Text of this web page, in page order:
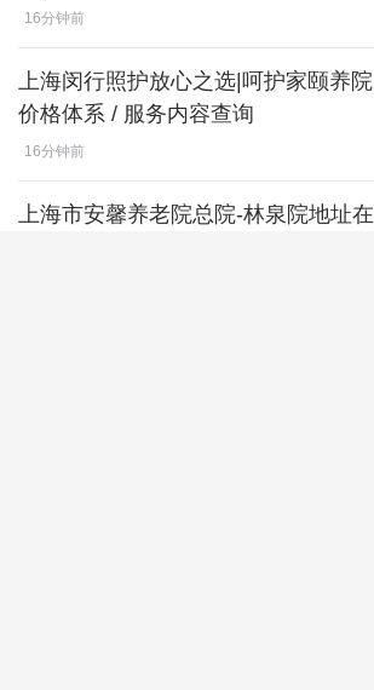
入住干货全解析
16分钟前
上海闵行照护放心之选|呵护家颐养院
价格体系 / 服务内容查询
16分钟前
上海市安馨养老院总院-林泉院地址在